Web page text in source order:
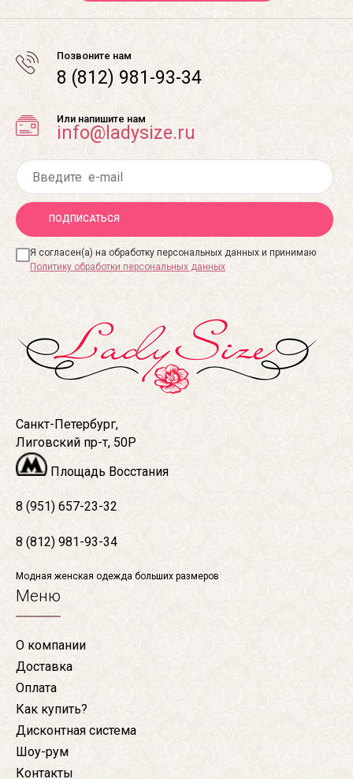
Позвоните нам
8 (812) 981-93-34
Или напишите нам
info@ladysize.ru
ПОДПИСАТЬСЯ
Я согласен(а) на обработку персональных данных и принимаю
Политику обработки персональных данных
Санкт-Петербург,
Лиговский пр-т, 50Р
Площадь Восстания
8 (951) 657-23-32
8 (812) 981-93-34
Модная женская одежда больших размеров
Меню
О компании
Доставка
Оплата
Как купить?
Дисконтная система
Шоу-рум
Контакты